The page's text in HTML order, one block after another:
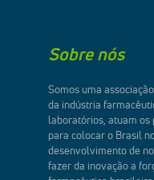
Sobre nós
Somos uma
da indústria
laboratórios, atuam os
para colocar o Brasil
desenvolvimento de
fazer da inovação a